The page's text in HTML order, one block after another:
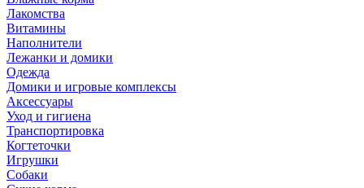
Лакомства
Витамины
Наполнители
Лежанки и домики
Одежда
Домики и игровые комплексы
Аксессуары
Уход и гигиена
Транспортировка
Когтеточки
Игрушки
Собаки